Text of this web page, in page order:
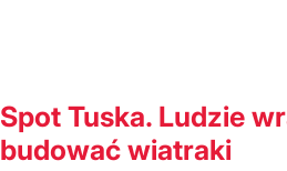
Spot Tuska. Ludzie
budować wiatraki